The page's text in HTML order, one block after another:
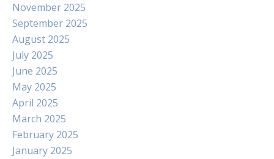
November 2025
September 2025
August 2025
July 2025
June 2025
May 2025
April 2025
March 2025
February 2025
January 2025